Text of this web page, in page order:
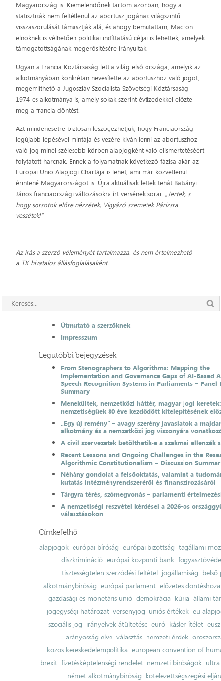
Magyarország is. Kiemelendőnek tartom azonban, hogy a
statisztikák nem feltétlenül az abortusz jogának világszintű
visszaszorulását támasztják alá, és ahogy bemutattam, Macron
elnöknek is vélhetően politikai indíttatású céljai is lehettek, amelyek
támogatottságának megerősítésére irányultak.
Ugyan a Francia Köztársaság lett a világ első országa, amelyik az
alkotmányában konkrétan nevesítette az abortuszhoz való jogot,
megemlíthető a Jugoszláv Szocialista Szövetségi Köztársaság
1974-es alkotmánya is, amely sokak szerint évtizedekkel előzte
meg a francia döntést.
Azt mindenesetre biztosan leszögezhetjük, hogy Franciaország
legújabb lépésével mintája és vezére kíván lenni az abortuszhoz
való jog minél szélesebb körben alapjogként való elismertetéséért
folytatott harcnak. Ennek a folyamatnak következő fázisa akár az
Európai Unió Alapjogi Chartája is lehet, ami már közvetlenül
érintené Magyarországot is. Újra aktuálisak lettek tehát Batsányi
János franciaországi változásokra írt versének sorai: „Jertek, s
hogy sorsotok előre nézzétek, Vigyázó szemetek Párizsra
vessétek!”
Az írás a szerző véleményét tartalmazza, és nem értelmezhető
a TK hivatalos állásfoglalásaként.
Útmutató a szerzőknek
Impresszum
Legutóbbi bejegyzések
From Stenographers to Algorithms: Mapping the
Implementation and Governance Gaps of AI-Based
Speech Recognition Systems in Parliaments – Panel
Summary
Menekültek, nemzetközi háttér, magyar jogi
nemzetiségűek 80 éve kezdődött kitelepítésének
„Egy új remény” – avagy szerény javaslatok a
alkotmány és a nemzetközi jog viszonyára
A civil szervezetek betölthetik-e a szakmai ellenzék
Recent Lessons and Ongoing Challenges in the
Algorithmic Constitutionalism – Discussion
Néhány gondolat a felsőoktatás, valamint a
kutatás intézményrendszeréről és finanszírozásáról
Tárgyra térés, szómegvonás – parlamenti
A nemzetiségi részvétel kérdései a 2026-os
választásokon
Címkefelhő
alapjogok európai bíróság európai bizottság tagállami
diszkrimináció európai központi bank
tisztességtelen szerződési feltétel jogállamiság belső
alkotmánybíróság európai parlament előzetes
gazdasági és monetáris unió demokrácia kúria állami
jogegységi határozat versenyjog uniós értékek eu
szociális jog irányelvek átültetése euró kásler-ítélet
arányosság elve választás nemzeti érdek
közös kereskedelempolitika european convention of
brexit fizetésképtelenségi rendelet nemzeti bíróságok ultra
német alkotmánybíróság kötelezettségszegési